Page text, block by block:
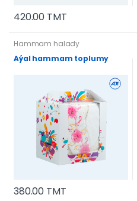
420.00 TMT
Hammam halady
Aýal hammam toplumy
380.00 TMT